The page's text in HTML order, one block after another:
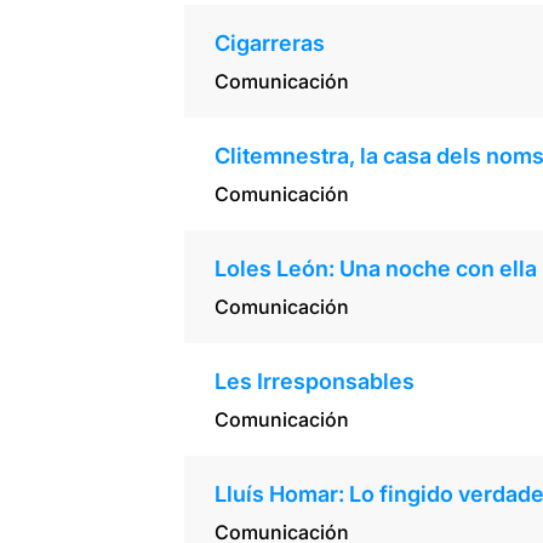
Cigarreras
Comunicación
Clitemnestra, la casa dels noms
Comunicación
Loles León: Una noche con ella
Comunicación
Les Irresponsables
Comunicación
Lluís Homar: Lo fingido
Comunicación